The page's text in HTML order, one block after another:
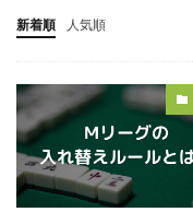
新着順 人気順